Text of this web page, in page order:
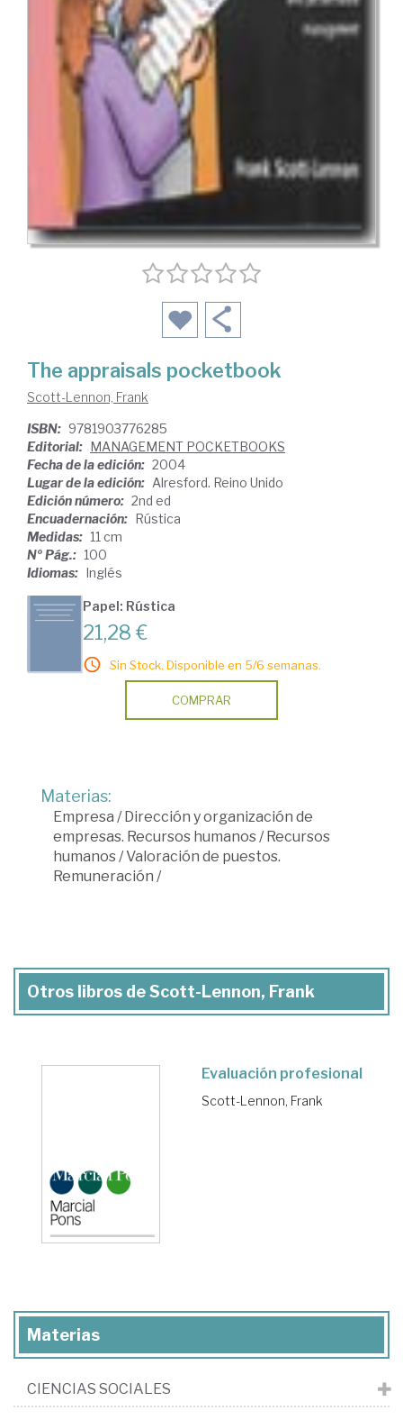
The appraisals pocketbook
Scott-Lennon, Frank
ISBN: 9781903776285
Editorial: MANAGEMENT POCKETBOOKS
Fecha de la edición: 2004
Lugar de la edición: Alresford. Reino Unido
Edición número: 2nd ed
Encuadernación: Rústica
Medidas: 11 cm
Nº Pág.: 100
Idiomas: Inglés
Papel: Rústica
21,28 €
Sin Stock. Disponible en 5/6 semanas.
COMPRAR
Materias:
Empresa /Dirección y organización de
empresas. Recursos humanos/Recursos
humanos/Valoración de puestos.
Remuneración /
Otros libros de Scott-Lennon, Frank
Evaluación profesional
Scott-Lennon, Frank
Materias
CIENCIAS SOCIALES